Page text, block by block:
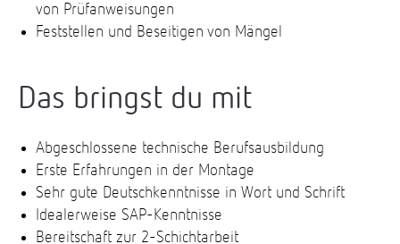
von Prüfanweisungen
Feststellen und Beseitigen von Mängel
Das bringst du mit
Abgeschlossene technische Berufsausbildung
Erste Erfahrungen in der Montage
Sehr gute Deutschkenntnisse in Wort und Schrift
Idealerweise SAP-Kenntnisse
Bereitschaft zur 2-Schichtarbeit